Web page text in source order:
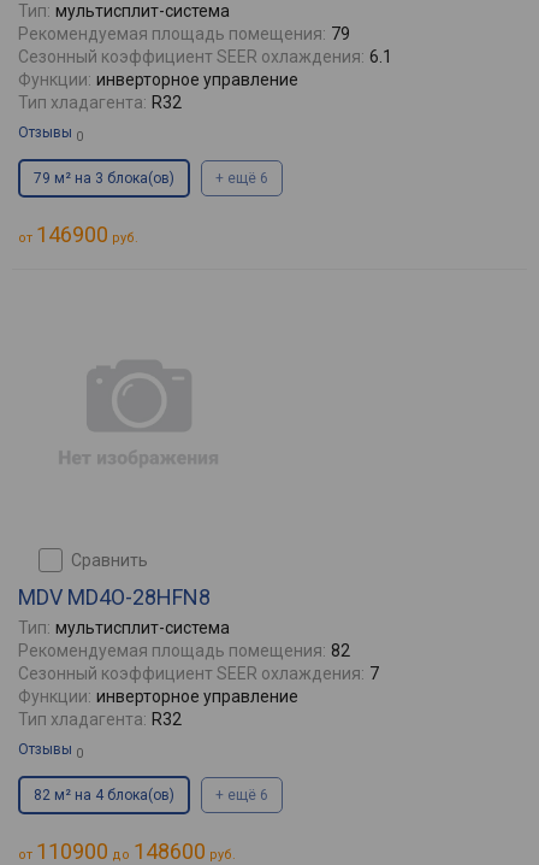
Тип: мультисплит-система
Рекомендуемая площадь помещения: 79
Сезонный коэффициент SEER охлаждения: 6.1
Функции: инверторное управление
Тип хладагента: R32
Отзывы 0
79 м² на 3 блока(ов) + ещё 6
от 146900 руб.
сравнить
MDV MD4O-28HFN8
Тип: мультисплит-система
Рекомендуемая площадь помещения: 82
Сезонный коэффициент SEER охлаждения: 7
Функции: инверторное управление
Тип хладагента: R32
Отзывы 0
82 м² на 4 блока(ов) + ещё 6
от 110900 до 148600 руб.